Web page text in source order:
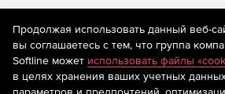
На информационном ресурсе
рекомендательные технологии
предоставления информации на основе
систематизации и анализа сведений,
предпочтениям пользователей сети
находящихся на территории
Продолжая использовать данный веб-
вы соглашаетесь с тем, что группа
Softline может использовать файлы
в целях хранения ваших учетных